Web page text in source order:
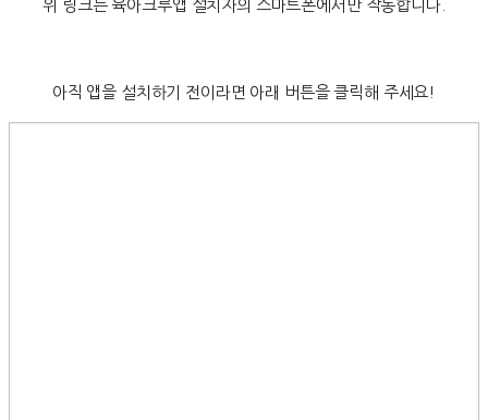
위 링크는 육아크루앱 설치자의 스마트폰에서만 작동합니다.
아직 앱을 설치하기 전이라면 아래 버튼을 클릭해 주세요!